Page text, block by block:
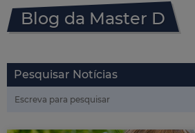
Blog da Master D
Pesquisar Notícias